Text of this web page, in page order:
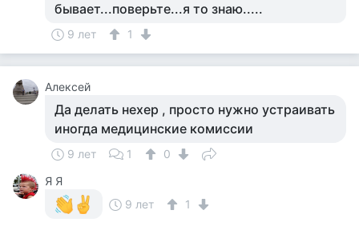
бывает...поверьте...я то знаю.....
9 лет 1
Алексей
Да делать нехер , просто нужно устраивать
иногда медицинские комиссии
9 лет 1
0
Я Я
9 лет
1